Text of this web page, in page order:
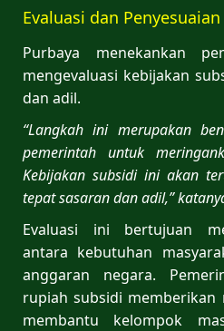
Evaluasi dan
Purbaya menekankan
mengevaluasi kebijakan
dan adil.
“Langkah ini merupakan
pemerintah untuk
Kebijakan subsidi ini akan
tepat sasaran dan adil,”
Evaluasi ini bertujuan
antara kebutuhan
anggaran negara.
rupiah subsidi memberikan
membantu kelompok